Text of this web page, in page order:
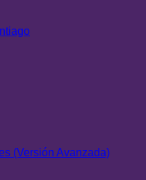
(Versión Avanzada)